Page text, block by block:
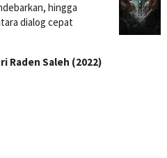
hingga
dialog cepat
Raden Saleh (2022)